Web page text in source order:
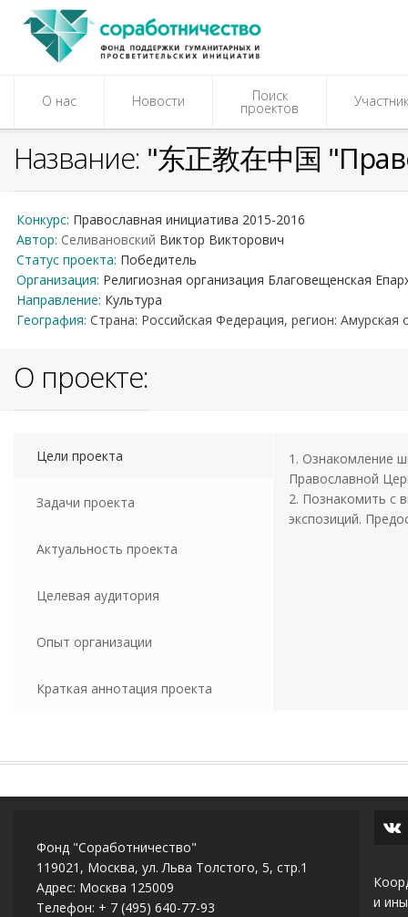
О нас Новости Поиск
проектов
Название: "东正教在中国
Конкурс: Православная инициатива 2015-2016
Автор: Селивановский Виктор Викторович
Статус проекта: Победитель
Организация: Религиозная организация Благовещенская
Направление: Культура
География: Страна: Российская Федерация, регион: Амурская
О проекте:
Цели проекта
Задачи проекта
Актуальность проекта
Целевая аудитория
Опыт организации
Краткая аннотация проекта
1. Ознакомление
Православной
2. Познакомить с
экспозиций.
Фонд "Соработничество"
119021, Москва, ул. Льва Толстого, 5, стр.1
Адрес: Москва 125009
Телефон: + 7 (495) 640-77-93
и